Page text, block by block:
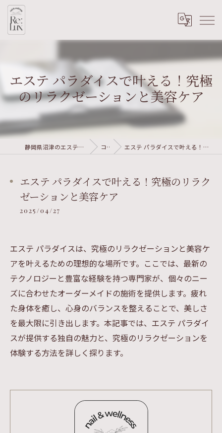
エステ パラダイスで叶える！究極
のリラクゼーションと美容ケア
静岡県沼津のエステならRe:Lux nail&wellness コラム エステ パラダイスで叶える！究極のリラクゼーションと美容ケア
エステ パラダイスで叶える！究極のリラク
ゼーションと美容ケア
2025/04/27
エステ パラダイスは、究極のリラクゼーションと美容ケ
アを叶えるための理想的な場所です。ここでは、最新の
テクノロジーと豊富な経験を持つ専門家が、個々のニー
ズに合わせたオーダーメイドの施術を提供します。疲れ
た身体を癒し、心身のバランスを整えることで、美しさ
を最大限に引き出します。本記事では、エステ パラダイ
スが提供する独自の魅力と、究極のリラクゼーションを
体験する方法を詳しく探ります。